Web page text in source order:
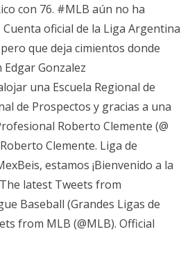
con 76. #MLB aún no ha
oficial de la Liga Argentina
que deja cimientos donde
Gonzalez
una Escuela Regional de
de Prospectos y gracias a una
Roberto Clemente (@
Clemente. Liga de
estamos ¡Bienvenido a la
latest Tweets from
Baseball (Grandes Ligas de
from MLB (@MLB). Official